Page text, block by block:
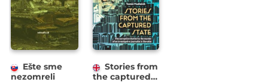
Ešte sme
nezomreli
Stories from
the captured